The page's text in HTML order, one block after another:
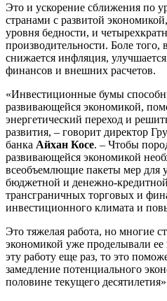
Это и ускорение сближения по
странами с развитой
уровня бедности, и
производительности. Боле того,
снижается инфляция,
финансов и внешних расчетов.
«Инвестиционные бумы
развивающейся экономикой,
энергетический переход и
развития, – говорит директор
банка Айхан Косе. – Чтобы
развивающейся экономикой
всеобъемлющие пакеты мер для
бюджетной и денежно-
трансграничных торговых и
инвестиционного климата и
Это тяжелая работа, но многие
экономикой уже проделывали
эту работу еще раз, то это
замедление потенциального
половине текущего